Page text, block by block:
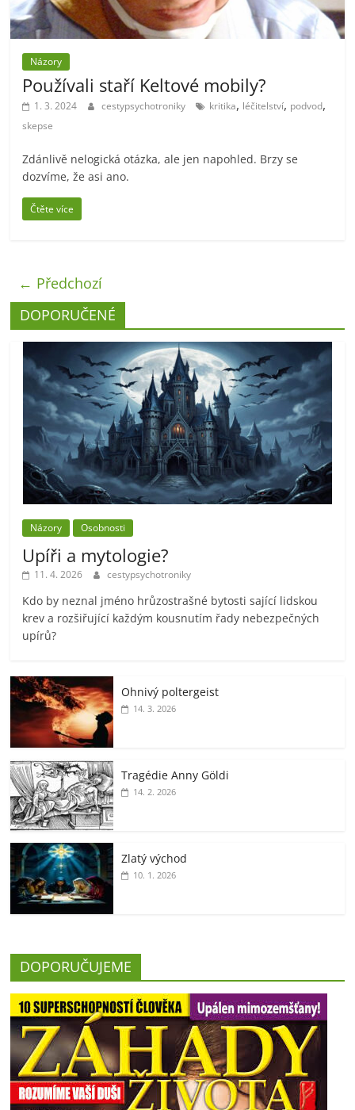
Názory
Používali staří Keltové mobily?
1. 3. 2024 cestypsychotroniky kritika, léčitelství, podvod,
skepse
Zdánlivě nelogická otázka, ale jen napohled. Brzy se
dozvíme, že asi ano.
Čtěte více
← Předchozí
DOPORUČENÉ
Názory Osobnosti
Upíři a mytologie?
11. 4. 2026 cestypsychotroniky
Kdo by neznal jméno hrůzostrašné bytosti sající lidskou
krev a rozšiřující každým kousnutím řady nebezpečných
upírů?
Ohnivý poltergeist
14. 3. 2026
Tragédie Anny Göldi
14. 2. 2026
Zlatý východ
10. 1. 2026
DOPORUČUJEME